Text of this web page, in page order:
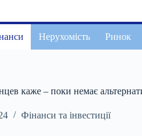
Нерухомість Ринок
каже – поки немає
Фінанси та інвестиції